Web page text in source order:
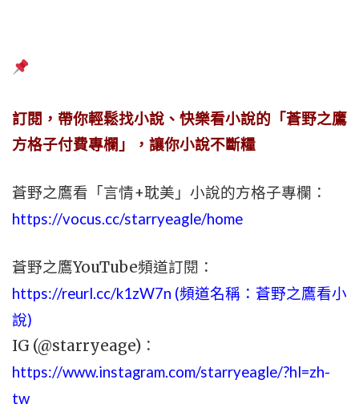
訂閱，帶你輕鬆找小說、快樂看小說的「蒼野之鷹
方格子付費專欄」，讓你小說不斷糧
蒼野之鷹看「言情+耽美」小說的方格子專欄：
https://vocus.cc/starryeagle/home
蒼野之鷹YouTube頻道訂閱：
https://reurl.cc/k1zW7n (頻道名稱：蒼野之鷹看小
說)
IG (@starryeage)：
https://www.instagram.com/starryeagle/?hl=zh-
tw